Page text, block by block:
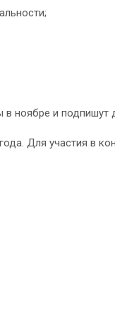
ноябре и подпишут
Для участия в